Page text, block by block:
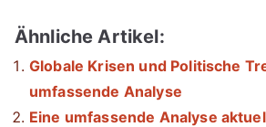
Ähnliche Artikel:
Globale Krisen und Politische
umfassende Analyse
Eine umfassende Analyse